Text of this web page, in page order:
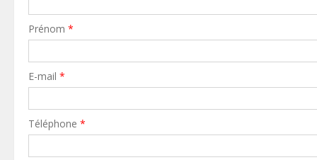
Prénom *
E-mail *
Téléphone *